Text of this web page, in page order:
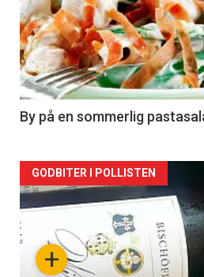
akkurat
nå
-
5
By på en sommerlig
Forsiden
akkurat
nå+
GODBITER I POLLISTEN